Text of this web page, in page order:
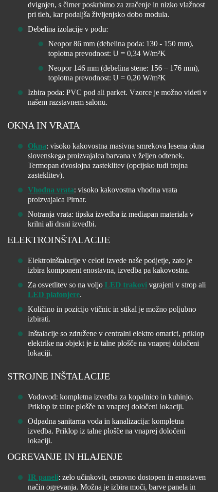
dvignjen, s čimer poskrbimo za zračenje in nizko vlažnost
pri tleh, kar podaljša življenjsko dobo modula.
Debelina izolacije v podu:
Neopor 86 mm (debelina poda: 130 - 150 mm),
toplotna prevodnost: U = 0,34 W/m²K
Neopor 146 mm (debelina stene: 156 – 176 mm),
toplotna prevodnost: U = 0,20 W/m²K
Izbira poda: PVC pod ali parket. Vzorce je možno videti v
našem razstavnem salonu.
OKNA IN VRATA
Okna: visoko kakovostna masivna smrekova lesena okna
slovenskega proizvajalca barvana v željen odtenek.
Termopan dvoslojna zasteklitev (opcijsko tudi trojna
zasteklitev).
Vhodna vrata: visoko kakovostna vhodna vrata
proizvajalca Pirnar.
Notranja vrata: tipska izvedba iz mediapan materiala v
krilni ali drsni izvedbi.
ELEKTROINŠTALACIJE
Elektroinštalacije v celoti izvede naše podjetje, zato je
izbira komponent enostavna, izvedba pa kakovostna.
Za osvetlitev so na voljo LED trakovi vgrajeni v strop ali
LED plafonjere.
Količino in pozicijo vtičnic in stikal je možno poljubno
izbirati.
Inštalacije so združene v centralni elektro omarici, priklop
elektrike na objekt je iz talne plošče na vnaprej določeni
lokaciji.
STROJNE INŠTALACIJE
Vodovod: kompletna izvedba za kopalnico in kuhinjo.
Priklop iz talne plošče na vnaprej določeni lokaciji.
Odpadna sanitarna voda in kanalizacija: kompletna
izvedba. Priklop iz talne plošče na vnaprej določeni
lokaciji.
OGREVANJE IN HLAJENJE
IR paneli: zelo učinkovit, cenovno dostopen in enostaven
način ogrevanja. Možna je izbira moči, barve panela in